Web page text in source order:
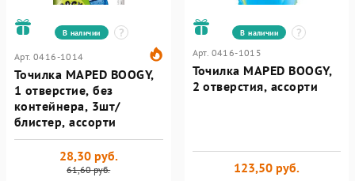
В наличии
Арт. 0416-1014
Точилка MAPED BOOGY,
1 отверстие, без
контейнера, 3шт/
блистер, ассорти
61,60 руб.
28,30 руб.
В наличии
Арт. 0416-1015
Точилка MAPED BOOGY,
2 отверстия, ассорти
123,50 руб.